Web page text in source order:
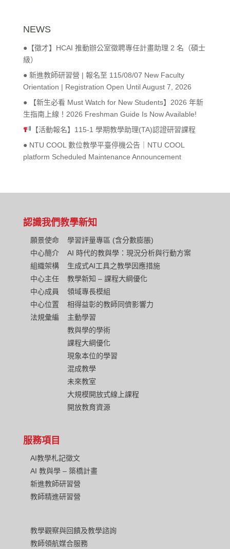
NEWS
●【徵才】HCAI 推動辦公室徵聘專任計畫助理 2 名（碩士
級）
● 新進教師研習營 | 報名至 115/08/07 New Faculty
Orientation | Registration Open Until August 7, 2026
● 【新生必看 Must Watch for New Students】2026 年新
生指南上線！2026 Freshman Guide Is Now Available!
【活動報名】115-1 學期教學助理(TA)認證研習課程
● NTU COOL 數位教學平臺停機公告｜NTU COOL
platform Scheduled Maintenance Announcement
認識我們
願景使命
中心簡介
組織架構
中心主任
中心成員
中心位置
法規彙編
教學新知
學習評量專區 (含分數膨脹)
AI 時代的教與學：現況分析與行動方案
生成式AI工具之教學因應措施
教學新知 – 課程大綱優化
領域專長模組
相得益彰的教師同儕影響力
主動學習
教與學的學術
課程大綱優化
現象本位的學習
混成教學
未來教室
大規模開放式線上課程
開放教育資源
服務項目
AI教學札記徵文
AI 教與學 – 築橋計畫
新進教師研習營
教師精進研習營
教學觀察與回饋及教學諮詢
教師領航媒合服務